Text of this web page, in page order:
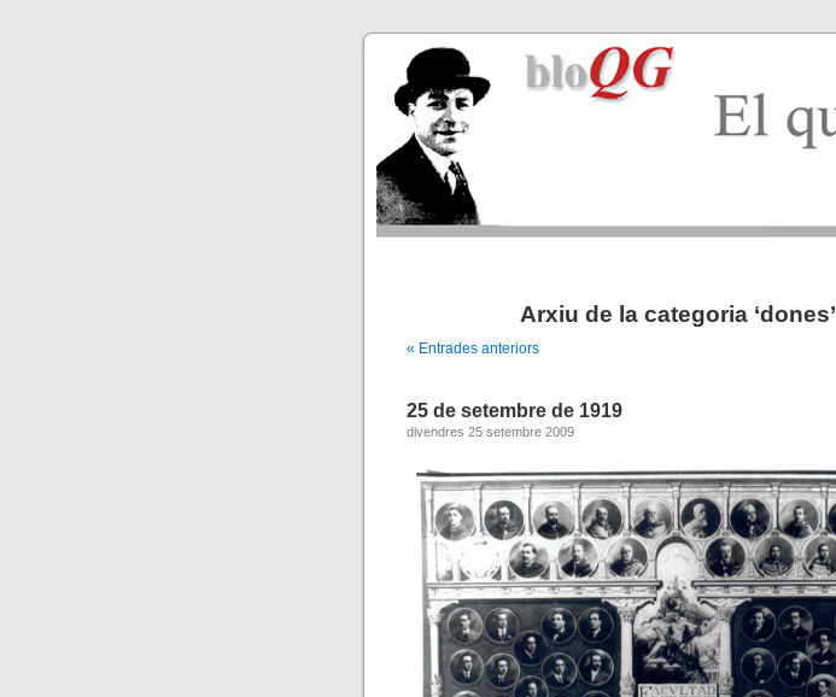
Arxiu de la categoria ‘dones’
« Entrades anteriors
25 de setembre de 1919
divendres 25 setembre 2009